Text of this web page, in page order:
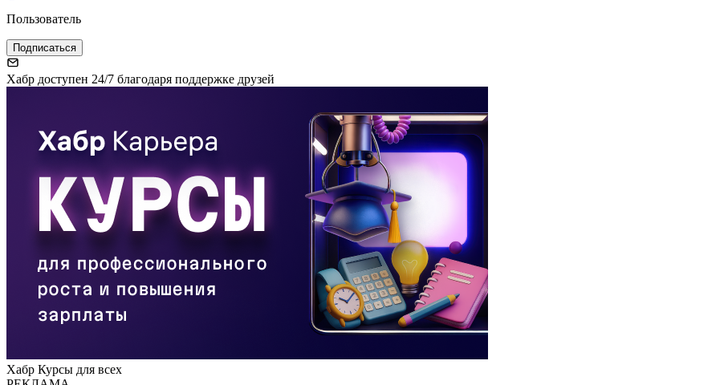
Пользователь
Подписаться
Хабр доступен 24/7 благодаря поддержке друзей
Хабр Курсы для всех